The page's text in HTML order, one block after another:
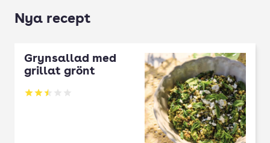
Nya recept
Grynsallad med
grillat grönt
Betyg: 2.5 av 5